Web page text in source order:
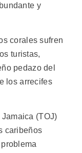
y
corales sufren
turistas,
pedazo del
los arrecifes
(TOJ)
caribeños